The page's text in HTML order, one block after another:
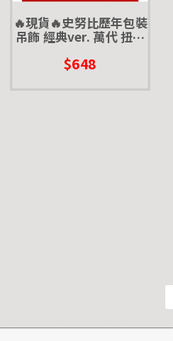
🔥現貨🔥史努比歷年包裝
吊飾 經典ver. 萬代 扭蛋
$648